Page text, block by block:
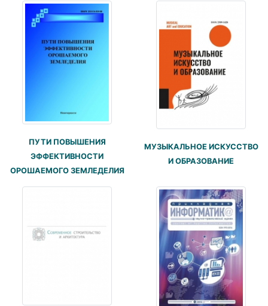
ПУТИ ПОВЫШЕНИЯ
ЭФФЕКТИВНОСТИ
ОРОШАЕМОГО ЗЕМЛЕДЕЛИЯ
МУЗЫКАЛЬНОЕ ИСКУССТВО
И ОБРАЗОВАНИЕ